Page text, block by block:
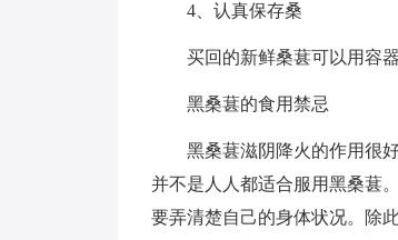
4、认真保存桑
买回的新鲜桑葚可以用容
黑桑葚的食用禁忌
黑桑葚滋阴降火的作用很
并不是人人都适合服用黑桑葚
要弄清楚自己的身体状况。除